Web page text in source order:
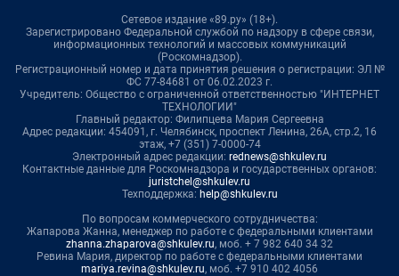
Сетевое издание «89.ру» (18+).
Зарегистрировано Федеральной службой по надзору в сфере связи,
информационных технологий и массовых коммуникаций
(Роскомнадзор).
Регистрационный номер и дата принятия решения о регистрации: ЭЛ №
ФС 77-84681 от 06.02.2023 г.
Учредитель: Общество с ограниченной ответственностью "ИНТЕРНЕТ
ТЕХНОЛОГИИ"
Главный редактор: Филипцева Мария Сергеевна
Адрес редакции: 454091, г. Челябинск, проспект Ленина, 26А, стр.2, 16
этаж, +7 (351) 7-0000-74
Электронный адрес редакции: rednews@shkulev.ru
Контактные данные для Роскомнадзора и государственных органов:
juristchel@shkulev.ru
Техподдержка: help@shkulev.ru
По вопросам коммерческого сотрудничества:
Жапарова Жанна, менеджер по работе с федеральными клиентами
zhanna.zhaparova@shkulev.ru, моб. + 7 982 640 34 32
Ревина Мария, директор по работе с федеральными клиентами
mariya.revina@shkulev.ru, моб. +7 910 402 4056